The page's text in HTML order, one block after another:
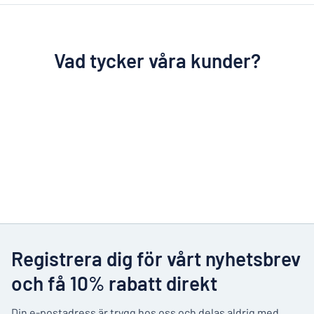
Vad tycker våra kunder?
Registrera dig för vårt nyhetsbrev
och få 10% rabatt direkt